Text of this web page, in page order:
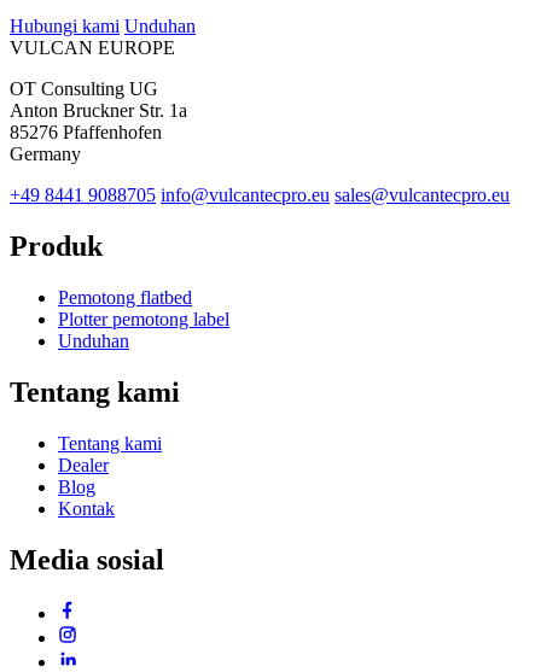
Hubungi kami Unduhan
VULCAN EUROPE
OT Consulting UG
Anton Bruckner Str. 1a
85276 Pfaffenhofen
Germany
+49 8441 9088705 info@vulcantecpro.eu sales@vulcantecpro.eu
Produk
Pemotong flatbed
Plotter pemotong label
Unduhan
Tentang kami
Tentang kami
Dealer
Blog
Kontak
Media sosial